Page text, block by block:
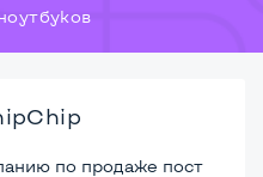
по продаже пост